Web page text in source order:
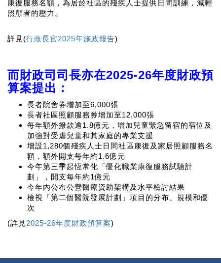
康復服務名額，為居於社區的殘疾人士提供日間訓練，減輕
照顧者的壓力。
詳見(行政長官2025年施政報告)
而財政司司長亦在2025-26年度財政預
算案提出：
長者院舍券增加至6,000張
長者社區照顧服務券增加至12,000張
每年額外撥款逾1.8億元，增加兒童緊急留宿的宿位及
加強對受虐兒童和其家庭的專業支援
增設1,280個殘疾人士日間社區康復及家居照顧服務名
額，額外開支每年約1.6億元
今年第三季起恆常化「優化職業康復服務試驗計
劃」，開支每年約1億元
今年內公布公營醫療資助架構及水平檢討結果
檢視「第二個醫院發展計劃」項目的分布、規模和優
次
(詳見2025-26年度財政預算案)